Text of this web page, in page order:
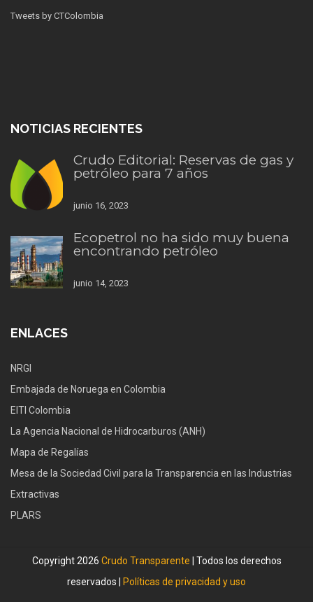
Tweets by CTColombia
NOTICIAS RECIENTES
Crudo Editorial: Reservas de gas y
petróleo para 7 años
junio 16, 2023
Ecopetrol no ha sido muy buena
encontrando petróleo
junio 14, 2023
ENLACES
NRGI
Embajada de Noruega en Colombia
EITI Colombia
La Agencia Nacional de Hidrocarburos (ANH)
Mapa de Regalías
Mesa de la Sociedad Civil para la Transparencia en las Industrias
Extractivas
PLARS
Copyright 2026 Crudo Transparente | Todos los derechos
reservados |
Políticas de privacidad y uso